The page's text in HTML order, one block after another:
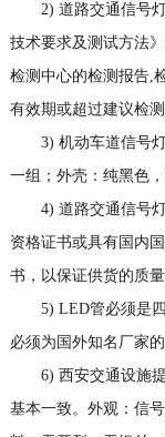
2) 道路交通信号
技术要求及测试方法
检测中心的检测报告,
有效期或超过建议检
3) 机动车道信号
一组；外壳：纯黑色，
4) 道路交通信号
资格证书或具有国内
书，以保证供货的质量
5) LED管必须是
必须为国外知名厂家的
6) 西安交通设施
基本一致。外观：信